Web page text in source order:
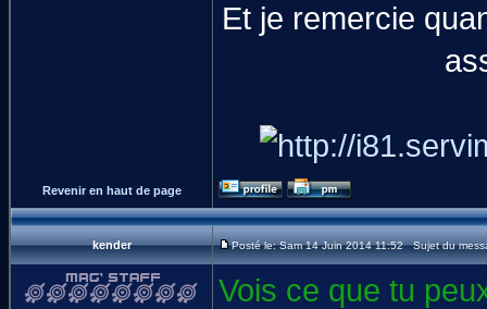
Et je remercie
Revenir en haut de page
kender Posté le: Sam 14 Juin 2014 11:52 Sujet du
Vois ce que tu